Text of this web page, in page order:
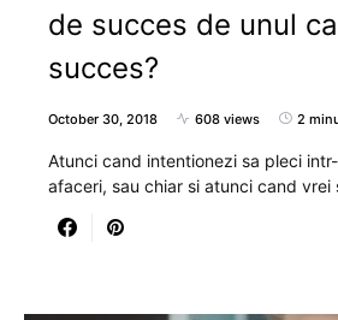
de succes de unul
succes?
October 30, 2018 608 views 2
Atunci cand intentionezi sa pleci
afaceri, sau chiar si atunci cand vrei